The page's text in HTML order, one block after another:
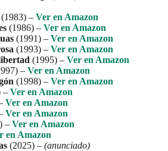
(1983) – Ver en Amazon
(1986) – Ver en Amazon
(1991) – Ver en Amazon
(1993) – Ver en Amazon
(1995) – Ver en Amazon
– Ver en Amazon
(1998) – Ver en Amazon
– Ver en Amazon
Ver en Amazon
Ver en Amazon
– Ver en Amazon
en Amazon
(2025) – (anunciado)